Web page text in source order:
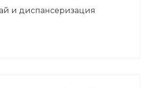
и диспансеризация